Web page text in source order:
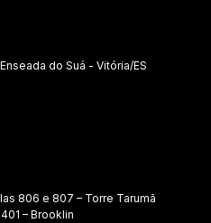
do Suá - Vitória/ES
806 e 807 – Torre Tarumã
– Brooklin